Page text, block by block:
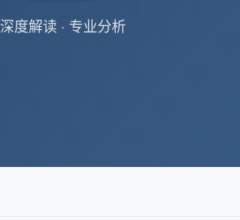
深度解读 · 专业分析